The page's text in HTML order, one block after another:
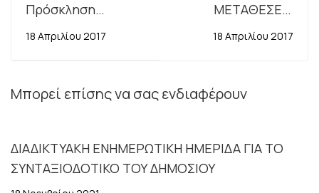
Πρόσκληση
εκδήλωσης
υποψηφιοτήτων
οργανικών
μονάδων επιπέδου
Τμήματος της
18 Απριλίου 2017
ΜΕΤΑΘΕΣΕΙΣ
ΥΠΑΛΛΗΛΩΝ
18 Απριλίου 2017
Μπορεί επίσης να σας ενδιαφέρουν
ΔΙΑΔΙΚΤΥΑΚΗ ΕΝΗΜΕΡΩΤΙΚΗ ΗΜΕΡΙΔΑ ΓΙΑ ΤΟ
ΣΥΝΤΑΞΙΟΔΟΤΙΚΟ ΤΟΥ ΔΗΜΟΣΙΟΥ